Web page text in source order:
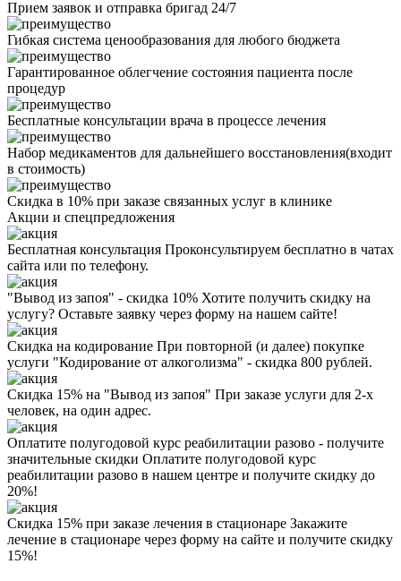
Прием заявок и отправка бригад 24/7
Гибкая система ценообразования для любого бюджета
Гарантированное облегчение состояния пациента после
процедур
Бесплатные консультации врача в процессе лечения
Набор медикаментов для дальнейшего восстановления(входит
в стоимость)
Скидка в 10% при заказе связанных услуг в клинике
Акции и спецпредложения
Бесплатная консультация Проконсультируем бесплатно в чатах
сайта или по телефону.
"Вывод из запоя" - скидка 10% Хотите получить скидку на
услугу? Оставьте заявку через форму на нашем сайте!
Скидка на кодирование При повторной (и далее) покупке
услуги "Кодирование от алкоголизма" - скидка 800 рублей.
Скидка 15% на "Вывод из запоя" При заказе услуги для 2-х
человек, на один адрес.
Оплатите полугодовой курс реабилитации разово - получите
значительные скидки Оплатите полугодовой курс
реабилитации разово в нашем центре и получите скидку до
20%!
Скидка 15% при заказе лечения в стационаре Закажите
лечение в стационаре через форму на сайте и получите скидку
15%!